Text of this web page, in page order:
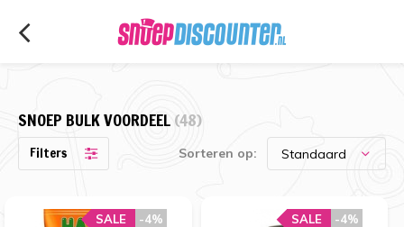
SNOEP BULK VOORDEEL(48)
Filters Sorteren op:
-4%
SALE -4%
SALE